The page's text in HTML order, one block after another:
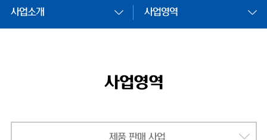
사업소개 사업영역
사업영역
제품 판매 사업